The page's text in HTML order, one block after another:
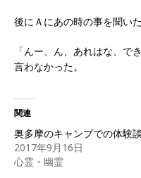
後にＡにあの時の事を聞いた
「んー、ん、あれはな、で
言わなかった。
関連
奥多摩のキャンプでの体験談
2017年9月16日
心霊・幽霊